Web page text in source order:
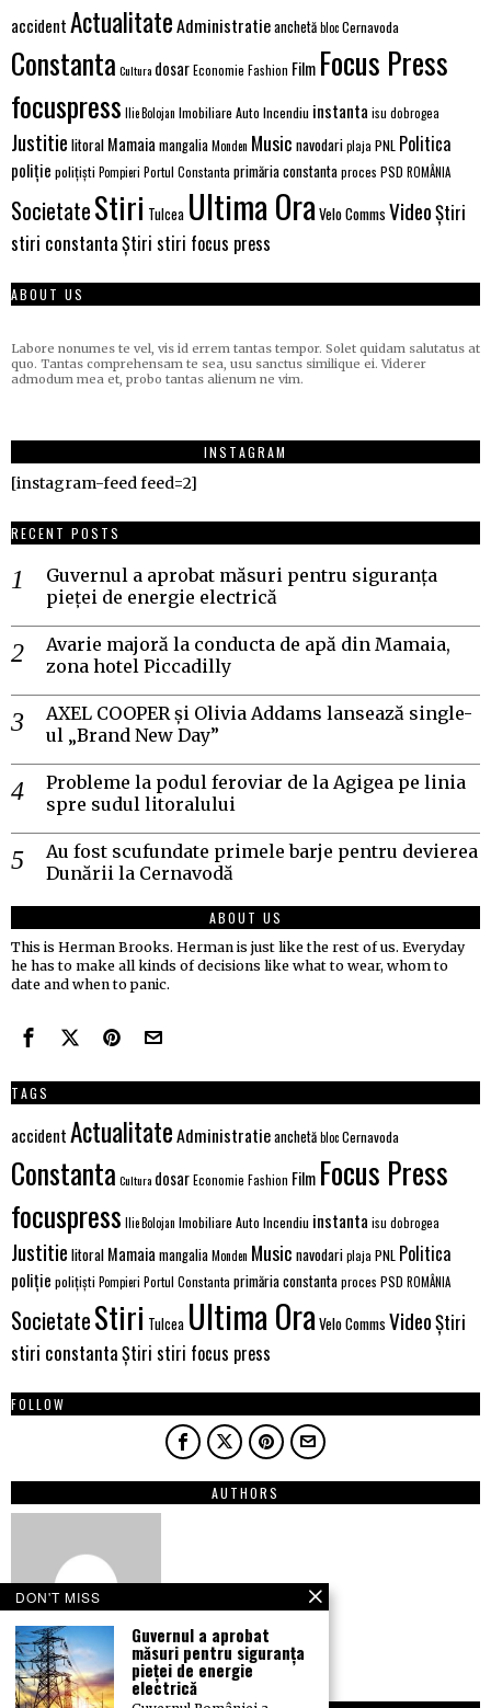
accidentActualitateAdministratieanchetăblocCernavoda
Constanta Cultura dosarEconomie Fashion Film Focus Press
focuspress Ilie Bolojan Imobiliare Auto Incendiu instanta isu dobrogea
Justitie litoral Mamaia mangaliaMonden Music navodariplaja PNL Politica
poliție polițiști Pompieri Portul Constanta primăria constantaproces PSD ROMÂNIA
SocietateStiri Tulcea Ultima Ora Velo Comms VideoȘtiri
stiri constantaȘtiri stiri focus press
ABOUT US
Labore nonumes te vel, vis id errem tantas tempor. Solet quidam salutatus at
quo. Tantas comprehensam te sea, usu sanctus similique ei. Viderer
admodum mea et, probo tantas alienum ne vim.
INSTAGRAM
[instagram-feed feed=2]
RECENT POSTS
Guvernul a aprobat măsuri pentru siguranța
pieței de energie electrică
Avarie majoră la conducta de apă din Mamaia,
zona hotel Piccadilly
AXEL COOPER și Olivia Addams lansează single-
ul „Brand New Day”
Probleme la podul feroviar de la Agigea pe linia
spre sudul litoralului
Au fost scufundate primele barje pentru devierea
Dunării la Cernavodă
ABOUT US
This is Herman Brooks. Herman is just like the rest of us. Everyday
he has to make all kinds of decisions like what to wear, whom to
date and when to panic.
TAGS
accidentActualitateAdministratieanchetăblocCernavoda
Constanta Cultura dosarEconomie Fashion Film Focus Press
focuspress Ilie Bolojan Imobiliare Auto Incendiu instanta isu dobrogea
Justitie litoral Mamaia mangaliaMonden Music navodariplaja PNL Politica
poliție polițiști Pompieri Portul Constanta primăria constantaproces PSD ROMÂNIA
SocietateStiri Tulcea Ultima Ora Velo Comms VideoȘtiri
stiri constantaȘtiri stiri focus press
FOLLOW
AUTHORS
DON'T MISS
Guvernul a aprobat
măsuri pentru siguranța
pieței de energie
electrică